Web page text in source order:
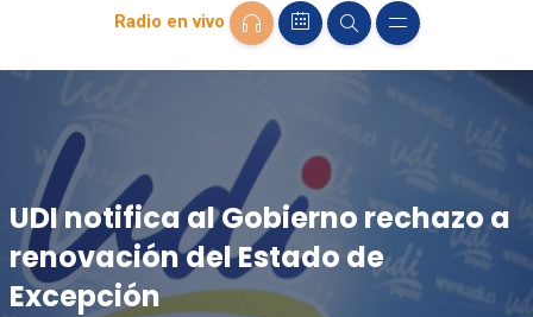
Radio en vivo
UDI notifica al Gobierno rechazo a
renovación del Estado de
Excepción